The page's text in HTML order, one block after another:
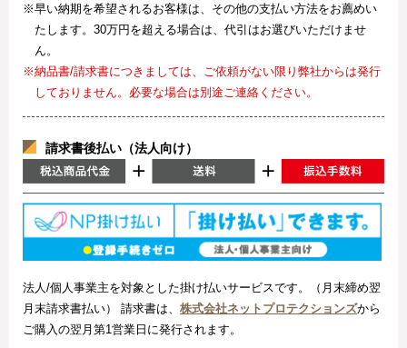
※早い納期を希望されるお客様は、その他の支払い方法をお薦めい
たします。30万円を超える場合は、代引はお選びいただけませ
ん。
※納品書/請求書につきましては、ご依頼がない限り弊社からは発行
しておりません。必要な場合は別途ご連絡ください。
請求書後払い（法人向け）
法人/個人事業主を対象とした掛け払いサービスです。（月末締め翌
月末請求書払い） 請求書は、 株式会社ネットプロテクションズから
ご購入の翌月第1営業日に発行されます。